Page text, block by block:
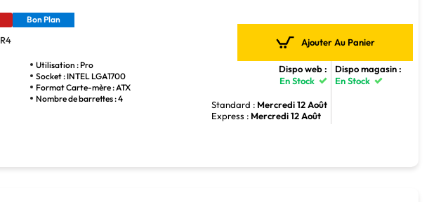
Bon Plan
Utilisation : Pro
Socket : INTEL LGA1700
Format Carte-mère : ATX
Nombre de barrettes : 4
Ajouter Au Panier
Dispo web :
En Stock
Standard : Mercredi 12 Août
Express : Mercredi 12 Août
Dispo magasin :
En Stock